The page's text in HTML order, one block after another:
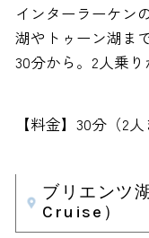
インターラーケン
湖やトゥーン湖ま
30分から。2人乗り
【料金】30分（2
ブリエンツ
Cruise）